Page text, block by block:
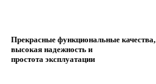
Прекрасные функциональные качества,
высокая надежность и
простота эксплуатации